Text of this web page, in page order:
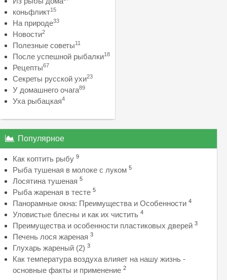
коньфликт15
На природе33
Новости2
Полезные советы11
После успешной рыбалки18
Рецепты67
Секреты русской ухи23
У домашнего очага89
Уха рыбацкая4
Популярное
Как коптить рыбу 9
Рыба тушеная в молоке с луком 5
Лосятина тушеная 5
Рыба жареная в тесте 5
Панорамные окна: Преимущества и Особенности 4
Уловистые блесны и как их чистить 4
Преимущества и особенности пластиковых дверей 3
Печень лося жареная 3
Глухарь жареный (2) 3
Как температура воздуха влияет на нашу жизнь -
основные факты и применение 2